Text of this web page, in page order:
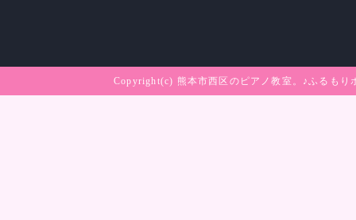
Copyright(c) 熊本市西区のピアノ教室。♪ふるも